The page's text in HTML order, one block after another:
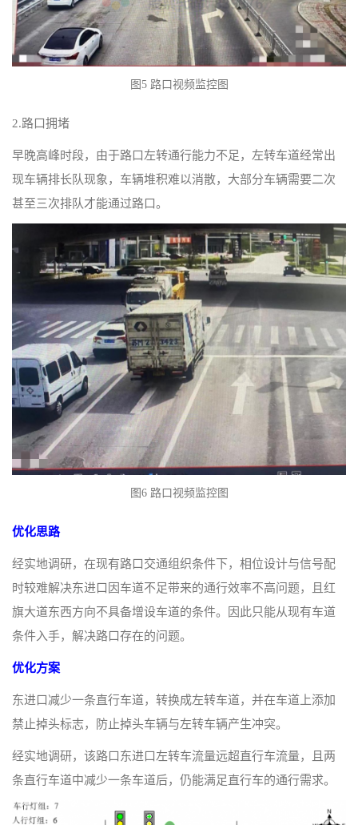
图5 路口视频监控图
2.路口拥堵
早晚高峰时段，由于路口左转通行能力不足，左转车道经常出
现车辆排长队现象，车辆堆积难以消散，大部分车辆需要二次
甚至三次排队才能通过路口。
图6 路口视频监控图
优化思路
经实地调研，在现有路口交通组织条件下，相位设计与信号配
时较难解决东进口因车道不足带来的通行效率不高问题，且红
旗大道东西方向不具备增设车道的条件。因此只能从现有车道
条件入手，解决路口存在的问题。
优化方案
东进口减少一条直行车道，转换成左转车道，并在车道上添加
禁止掉头标志，防止掉头车辆与左转车辆产生冲突。
经实地调研，该路口东进口左转车流量远超直行车流量，且两
条直行车道中减少一条车道后，仍能满足直行车的通行需求。